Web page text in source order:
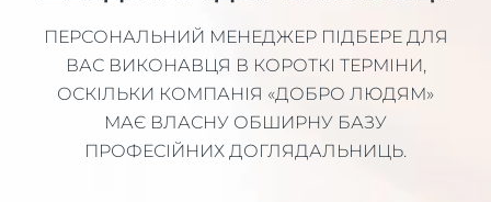
ПЕРСОНАЛЬНИЙ МЕНЕДЖЕР ПІДБЕРЕ ДЛЯ
ВАС ВИКОНАВЦЯ В КОРОТКІ ТЕРМІНИ,
ОСКІЛЬКИ КОМПАНІЯ «ДОБРО ЛЮДЯМ»
МАЄ ВЛАСНУ ОБШИРНУ БАЗУ
ПРОФЕСІЙНИХ ДОГЛЯДАЛЬНИЦЬ.